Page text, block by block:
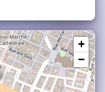
toHonfleur and
charm of
good vibes, fun,
moments!
Fun
Return: 6:30 PM
+
−